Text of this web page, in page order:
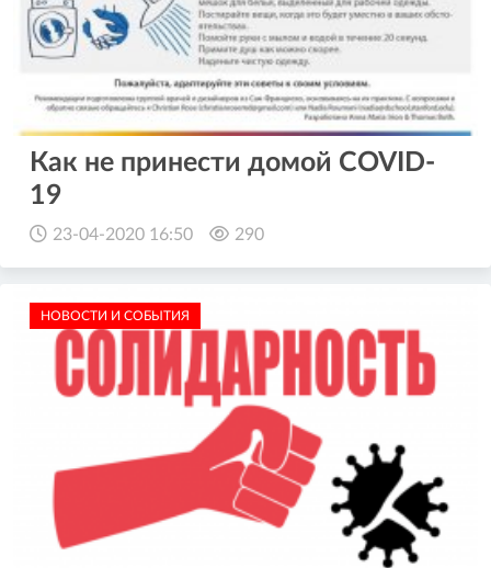
Как не принести домой COVID-
19
23-04-2020 16:50 290
НОВОСТИ И СОБЫТИЯ